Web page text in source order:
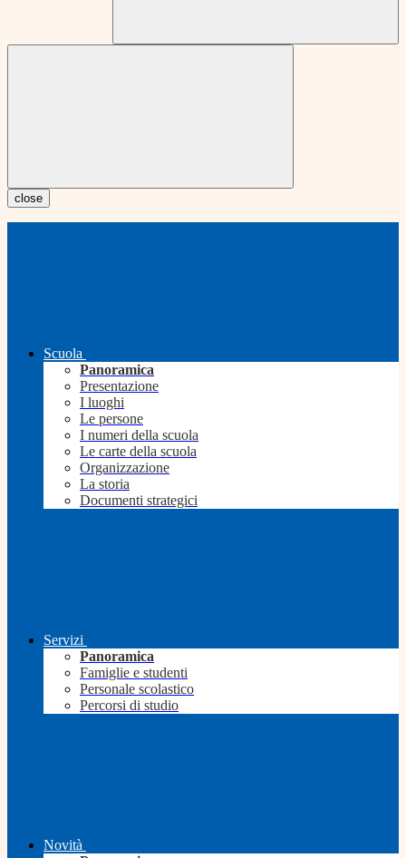
close
Scuola
Panoramica
Presentazione
I luoghi
Le persone
I numeri della scuola
Le carte della scuola
Organizzazione
La storia
Documenti strategici
Servizi
Panoramica
Famiglie e studenti
Personale scolastico
Percorsi di studio
Novità